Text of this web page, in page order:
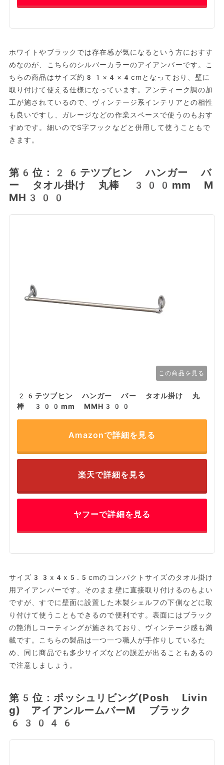
ホワイトやブラックでは存在感が気になるという方におすす
めなのが、こちらのシルバーカラーのアイアンバーです。こ
ちらの商品はサイズ約81×4×4cmとなっており、壁に
取り付けて使える仕様になっています。アンティーク調の加
工が施されているので、ヴィンテージ系インテリアとの相性
も良いですし、ガレージなどの作業スペースで使うのもおす
すめです。細いのでS字フックなどと併用して使うこともで
きます。
第6位：26テツブヒン ハンガー バ
ー タオル掛け 丸棒 300mm M
MH300
この商品を見る
26テツブヒン ハンガー バー タオル掛け 丸
棒 300mm MMH300
Amazonで詳細を見る
楽天で詳細を見る
ヤフーで詳細を見る
サイズ33x4x5.5cmのコンパクトサイズのタオル掛け
用アイアンバーです。そのまま壁に直接取り付けるのもよい
ですが、すでに壁面に設置した木製シェルフの下側などに取
り付けて使うこともできるので便利です。表面にはブラック
の艶消しコーティングが施されており、ヴィンテージ感も満
載です。こちらの製品は一つ一つ職人が手作りしているた
め、同じ商品でも多少サイズなどの誤差が出ることもあるの
で注意しましょう。
第5位：ポッシュリビング(Posh Livin
g) アイアンルームバーM ブラック
63046